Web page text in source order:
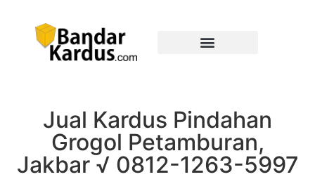
Jual Kardus Pindahan
Grogol Petamburan,
Jakbar √ 0812-1263-5997